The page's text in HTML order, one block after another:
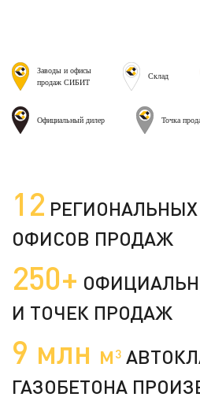
Заводы и офисы
продаж СИБИТ
Склад
Официальный дилер Точка
12 РЕГИОНАЛЬНЫХ
ОФИСОВ ПРОДАЖ
250+
И ТОЧЕК ПРОДАЖ
9 млн м 3
ГАЗОБЕТОНА